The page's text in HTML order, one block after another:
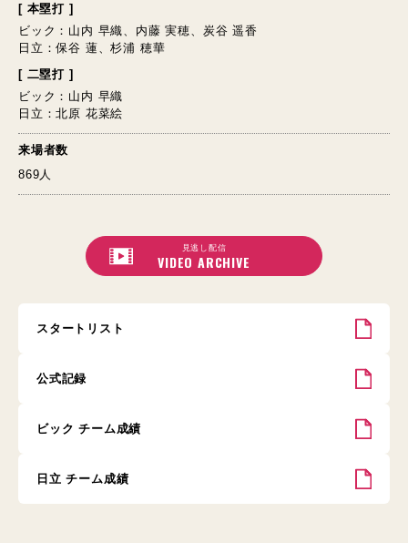
[ 本塁打 ]
ビック：山内 早織、内藤 実穂、炭谷 遥香
日立：保谷 蓮、杉浦 穂華
[ 二塁打 ]
ビック：山内 早織
日立：北原 花菜絵
来場者数
869人
見逃し配信
VIDEO ARCHIVE
スタートリスト
公式記録
ビック チーム成績
日立 チーム成績